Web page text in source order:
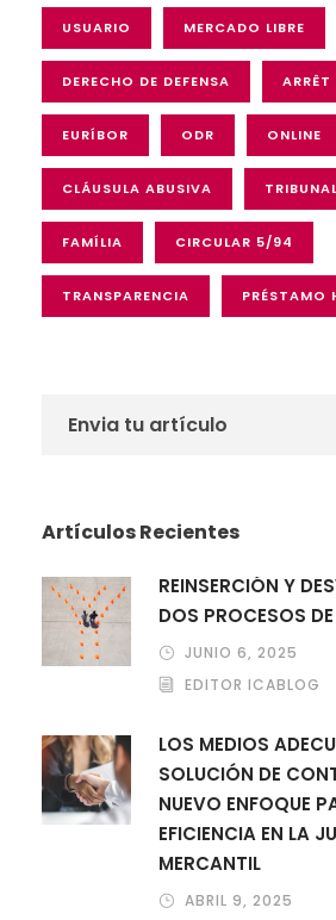
USUARIO MERCADO LIBRE
DERECHO DE DEFENSA
EURÍBOR ODR ONLINE
CLÁUSULA ABUSIVA
FAMÍLIA CIRCULAR 5/94
TRANSPARENCIA PRÉSTAMO
Envia tu artículo
Artículos Recientes
REINSERCIÓN Y
DOS PROCESOS
JUNIO 6, 2025
EDITOR ICABLOG
LOS MEDIOS
SOLUCIÓN DE
NUEVO ENFOQUE
EFICIENCIA EN LA
MERCANTIL
ABRIL 9, 2025